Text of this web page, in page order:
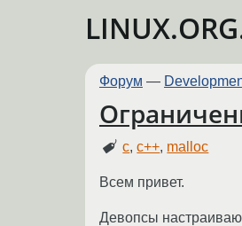
Форум —
c,c++, malloc
Всем привет.
Девопсы